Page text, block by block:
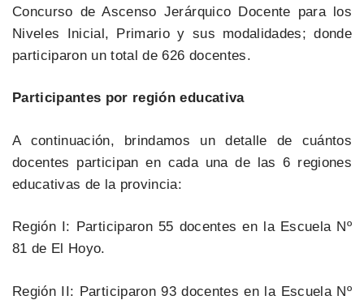
Concurso de Ascenso Jerárquico Docente para los
Niveles Inicial, Primario y sus modalidades; donde
participaron un total de 626 docentes.
Participantes por región educativa
A continuación, brindamos un detalle de cuántos
docentes participan en cada una de las 6 regiones
educativas de la provincia:
Región I: Participaron 55 docentes en la Escuela Nº
81 de El Hoyo.
Región II: Participaron 93 docentes en la Escuela Nº